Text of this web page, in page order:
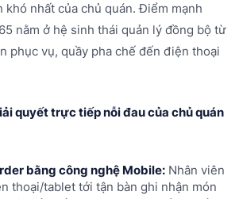
khó nhất của chủ quán. Điểm mạnh
nằm ở hệ sinh thái quản lý đồng bộ từ
phục vụ, quầy pha chế đến điện thoại
quyết trực tiếp nỗi đau của chủ quán
bằng công nghệ Mobile:Nhân viên
thoại/tablet tới tận bàn ghi nhận món